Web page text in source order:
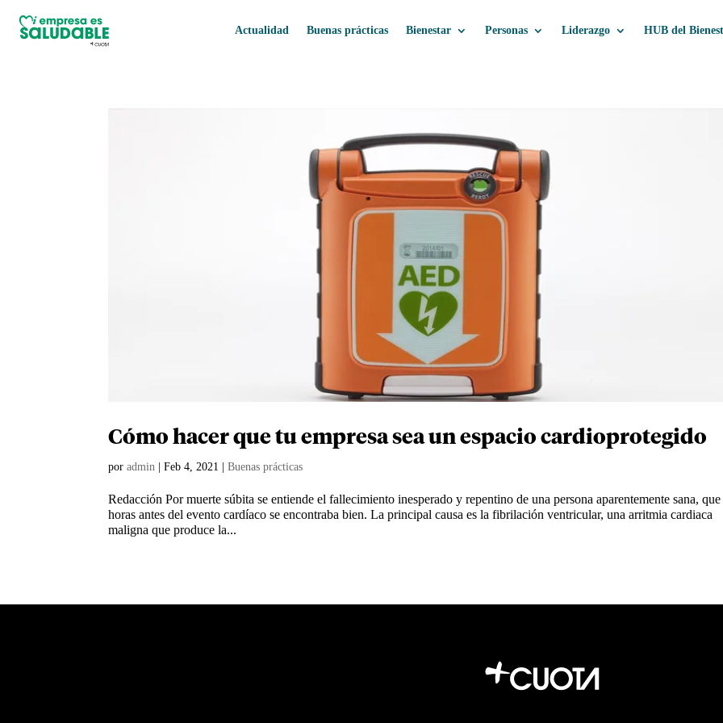
Actualidad Buenas prácticas Bienestar Personas Liderazgo HUB del
Cómo hacer que tu empresa sea un espacio cardioprotegido
poradmin |Feb 4, 2021 |Buenas prácticas
Redacción Por muerte súbita se entiende el fallecimiento inesperado y repentino de una persona aparentemente sana,
horas antes del evento cardíaco se encontraba bien. La principal causa es la fibrilación ventricular, una arritmia cardiaca
maligna que produce la...